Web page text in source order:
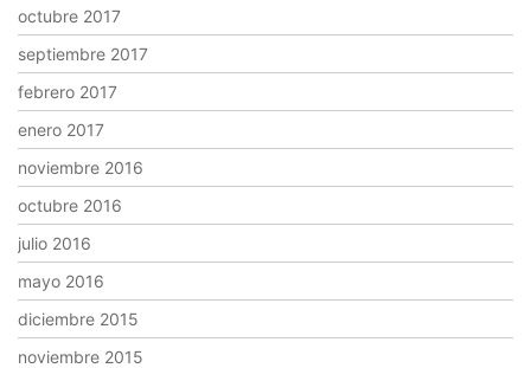
octubre 2017
septiembre 2017
febrero 2017
enero 2017
noviembre 2016
octubre 2016
julio 2016
mayo 2016
diciembre 2015
noviembre 2015